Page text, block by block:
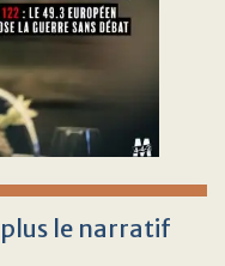
le narratif